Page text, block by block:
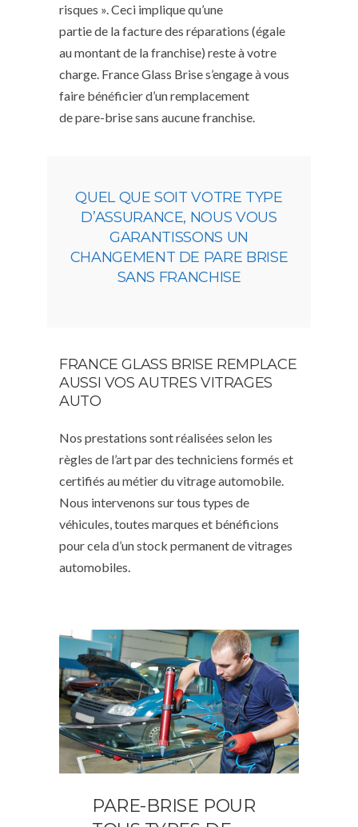
risques ». Ceci implique qu’une
partie de la facture des réparations (égale
au montant de la franchise) reste à votre
charge. France Glass Brise s’engage à vous
faire bénéficier d’un remplacement
de pare-brise sans aucune franchise.
QUEL QUE SOIT VOTRE TYPE
D’ASSURANCE, NOUS VOUS
GARANTISSONS UN
CHANGEMENT DE PARE BRISE
SANS FRANCHISE
FRANCE GLASS BRISE REMPLACE
AUSSI VOS AUTRES VITRAGES
AUTO
Nos prestations sont réalisées selon les
règles de l’art par des techniciens formés et
certifiés au métier du vitrage automobile.
Nous intervenons sur tous types de
véhicules, toutes marques et bénéficions
pour cela d’un stock permanent de vitrages
automobiles.
PARE-BRISE POUR